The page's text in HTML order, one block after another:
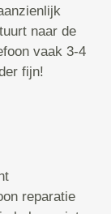
naar de
vaak 3-4
fijn!
reparatie